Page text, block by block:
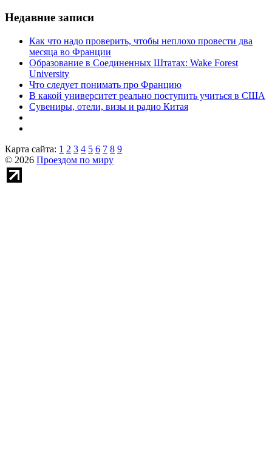
Недавние записи
Как что надо проверить, чтобы неплохо провести два
месяца во Франции
Образование в Соединенных Штатах: Wake Forest
University
Что следует понимать про Францию
В какой университет реально поступить учиться в США
Сувениры, отели, визы и радио Китая
Карта сайта: 1 2 3 4 5 6 7 8 9
© 2026 Проездом по миру